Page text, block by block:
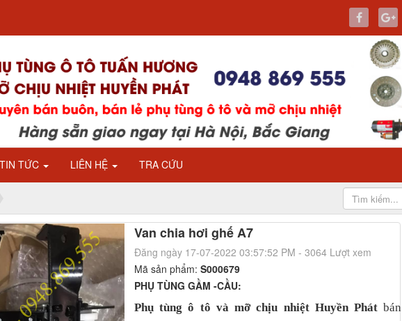
TIN TỨC LIÊN HỆ TRA CỨU
Van chia hơi ghế A7
Đăng ngày 17-07-2022 03:57:52 PM - 3064 Lượt xem
Mã sản phẩm: S000679
PHỤ TÙNG GẦM -CẦU:
Phụ tùng ô tô và mỡ chịu nhiệt Huyền Phátbán